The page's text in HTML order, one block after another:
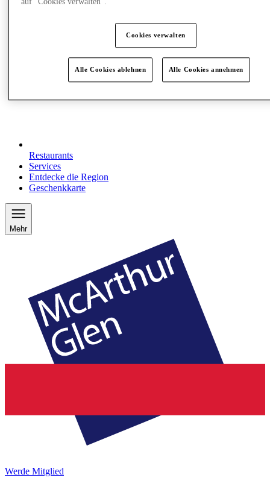
Restaurants
Services
Entdecke die Region
Geschenkkarte
Mehr
Werde Mitglied
auf "Cookies verwalten“.
Cookies verwalten
Alle Cookies ablehnen Alle Cookies annehmen